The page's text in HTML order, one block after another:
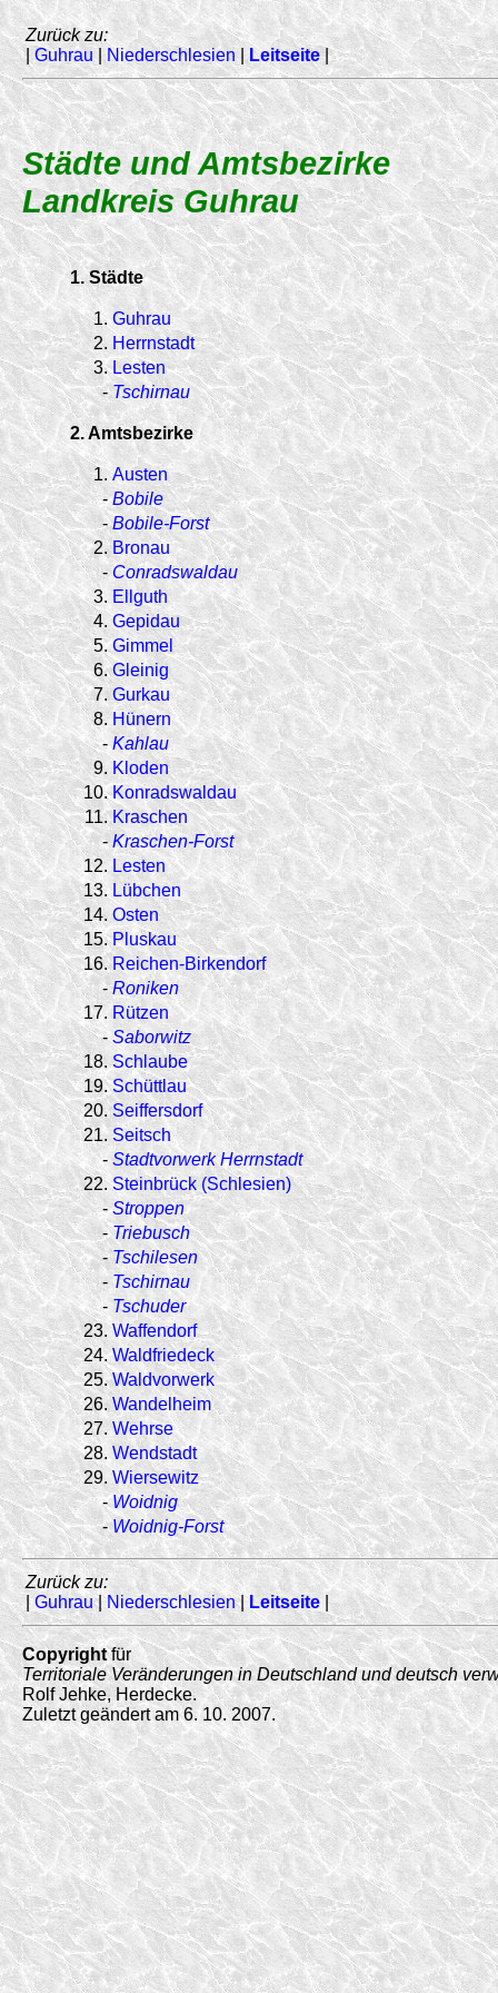
Zurück zu:
| Guhrau| Niederschlesien| Leitseite|
Städte und Amtsbezirke
Landkreis Guhrau
1. Städte
1. Guhrau
2. Herrnstadt
3. Lesten
- Tschirnau
2. Amtsbezirke
1. Austen
- Bobile
- Bobile-Forst
2. Bronau
- Conradswaldau
3. Ellguth
4. Gepidau
5. Gimmel
6. Gleinig
7. Gurkau
8. Hünern
- Kahlau
9. Kloden
10. Konradswaldau
11. Kraschen
- Kraschen-Forst
12. Lesten
13. Lübchen
14. Osten
15. Pluskau
16. Reichen-Birkendorf
- Roniken
17. Rützen
- Saborwitz
18. Schlaube
19. Schüttlau
20. Seiffersdorf
21. Seitsch
- Stadtvorwerk Herrnstadt
22. Steinbrück (Schlesien)
- Stroppen
- Triebusch
- Tschilesen
- Tschirnau
- Tschuder
23. Waffendorf
24. Waldfriedeck
25. Waldvorwerk
26. Wandelheim
27. Wehrse
28. Wendstadt
29. Wiersewitz
- Woidnig
- Woidnig-Forst
Zurück zu:
|Guhrau|Niederschlesien|Leitseite
Copyrightfür
Territoriale Veränderungen in Deutschland und deutsch
Rolf Jehke, Herdecke.
Zuletzt geändert am 6. 10. 2007.